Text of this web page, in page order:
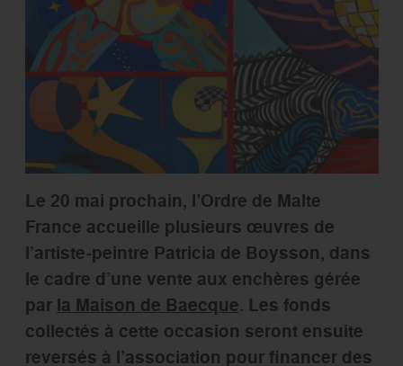
Le 20 mai prochain, l’Ordre de Malte
France accueille plusieurs œuvres de
l’artiste-peintre Patricia de Boysson, dans
le cadre d’une vente aux enchères gérée
par la Maison de Baecque. Les fonds
collectés à cette occasion seront ensuite
reversés à l’association pour financer des